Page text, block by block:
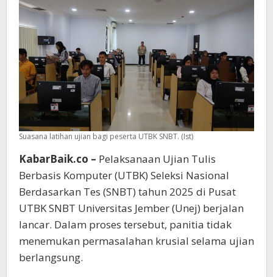
Suasana latihan ujian bagi peserta UTBK SNBT. (Ist)
KabarBaik.co – Pelaksanaan Ujian Tulis
Berbasis Komputer (UTBK) Seleksi Nasional
Berdasarkan Tes (SNBT) tahun 2025 di Pusat
UTBK SNBT Universitas Jember (Unej) berjalan
lancar. Dalam proses tersebut, panitia tidak
menemukan permasalahan krusial selama ujian
berlangsung.